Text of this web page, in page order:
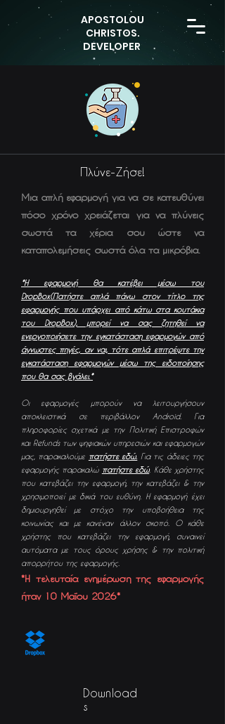
APOSTOLOU
CHRISTOS.
DEVELOPER
Πλύνε-Ζήσε!
Μια απλή εφαρμογή για να σε κατευθύνει
πόσο χρόνο χρειάζεται για να πλύνεις
σωστά τα χέρια σου ώστε να
καταπολεμήσεις σωστά όλα τα μικρόβια.
*Η εφαρμογή θα κατέβει μέσω του
DropBox(Πατήστε απλά πάνω στον τίτλο της
εφαρμογής που υπάρχει από κάτω στα κουτάκια
του DropBox), μπορεί να σας ζητηθεί να
ενεργοποιήσετε την εγκατάσταση εφαρμογών από
άγνωστες πηγές, αν ναι, τότε απλά επιτρέψτε την
εγκατάσταση εφαρμογών μέσω της ειδοποίησης
που θα σας βγάλει.*
Οι εφαρμογές μπορούν να λειτουργήσουν
αποκλειστικά σε περιβάλλον Android. Για
πληροφορίες σχετικά με την Πολιτική Επιστροφών
και Refunds των ψηφιακών υπηρεσιών και εφαρμογών
μας, παρακαλούμε πατήστε εδώ. Για τις άδειες της
εφαρμογής παρακαλώ πατήστε εδώ. Κάθε χρήστης
που κατεβάζει την εφαρμογή, την κατεβάζει & την
χρησιμοποιεί με δικιά του ευθύνη. Η εφαρμογή έχει
δημιουργηθεί με στόχο την υποβοήθεια της
κοινωνίας και με κανέναν άλλον σκοπό. Ο κάθε
χρήστης που κατεβάζει την εφαρμογή, συναινεί
αυτόματα με τους όρους χρήσης & την πολιτική
απορρήτου της εφαρμογής.
*Η τελευταία ενημέρωση της εφαρμογής
ήταν 10 Μαΐου 2026* ​
Download
s